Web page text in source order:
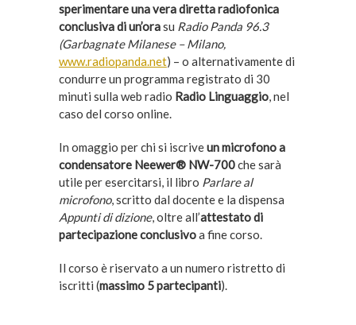
sperimentare una vera diretta radiofonica
conclusiva di un’orasu Radio Panda 96.3
(Garbagnate Milanese – Milano,
www.radiopanda.net) – o alternativamente di
condurre un programma registrato di 30
minuti sulla web radio Radio Linguaggio, nel
caso del corso online.
In omaggio per chi si iscriveun microfono a
condensatore Neewer® NW-700che sarà
utile per esercitarsi, il libro Parlare al
microfono, scritto dal docente e la dispensa
Appunti di dizione, oltre all’attestato di
partecipazione conclusivoa fine corso.
Il corso è riservato a un numero ristretto di
iscritti (massimo 5 partecipanti).